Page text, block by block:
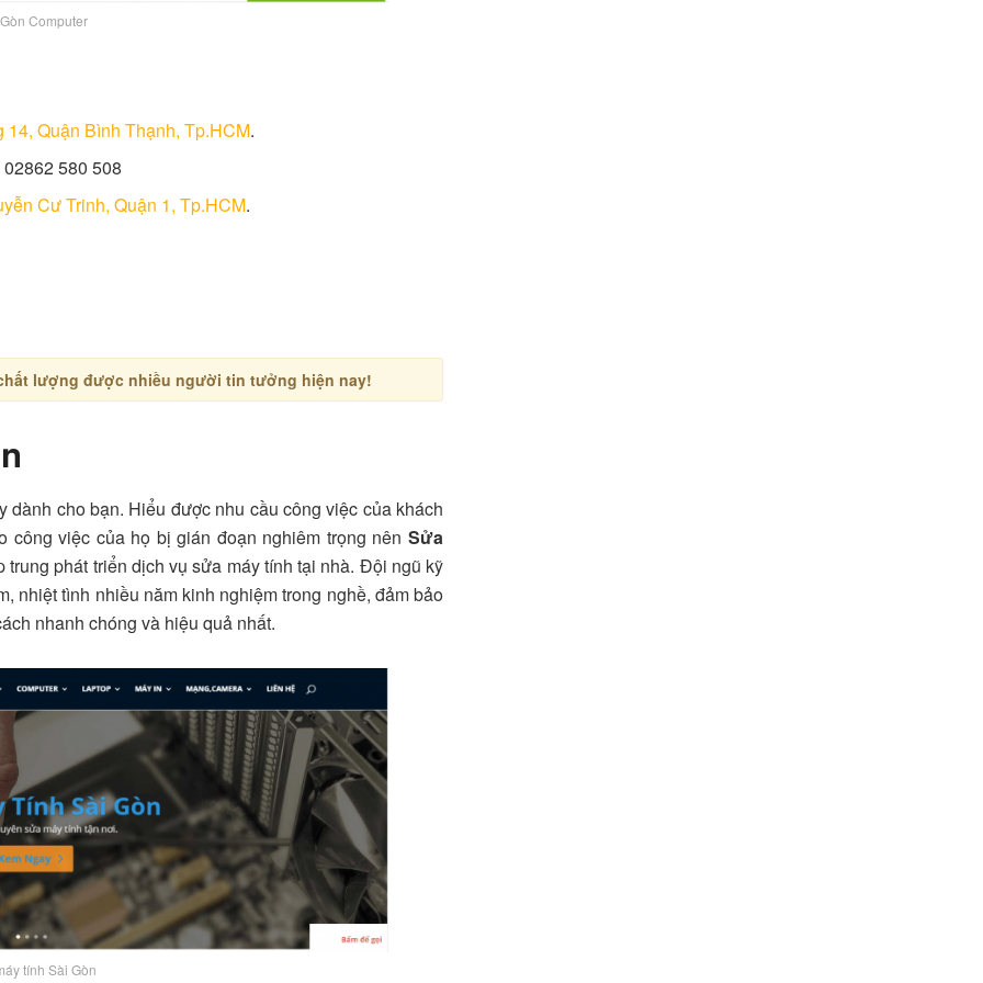
Computer
Quận Bình Thạnh, Tp.HCM.
580 508
Cư Trinh, Quận 1, Tp.HCM.
lượng được nhiều người tin tưởng hiện nay!
dành cho bạn. Hiểu được nhu cầu công việc của khách
việc của họ bị gián đoạn nghiêm trọng nên Sửa
phát triển dịch vụ sửa máy tính tại nhà. Đội ngũ kỹ
nhiệt tình nhiều năm kinh nghiệm trong nghề, đảm bảo
nhanh chóng và hiệu quả nhất.
tính Sài Gòn